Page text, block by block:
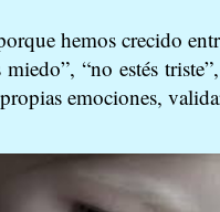
hemos crecido
“no estés
emociones,